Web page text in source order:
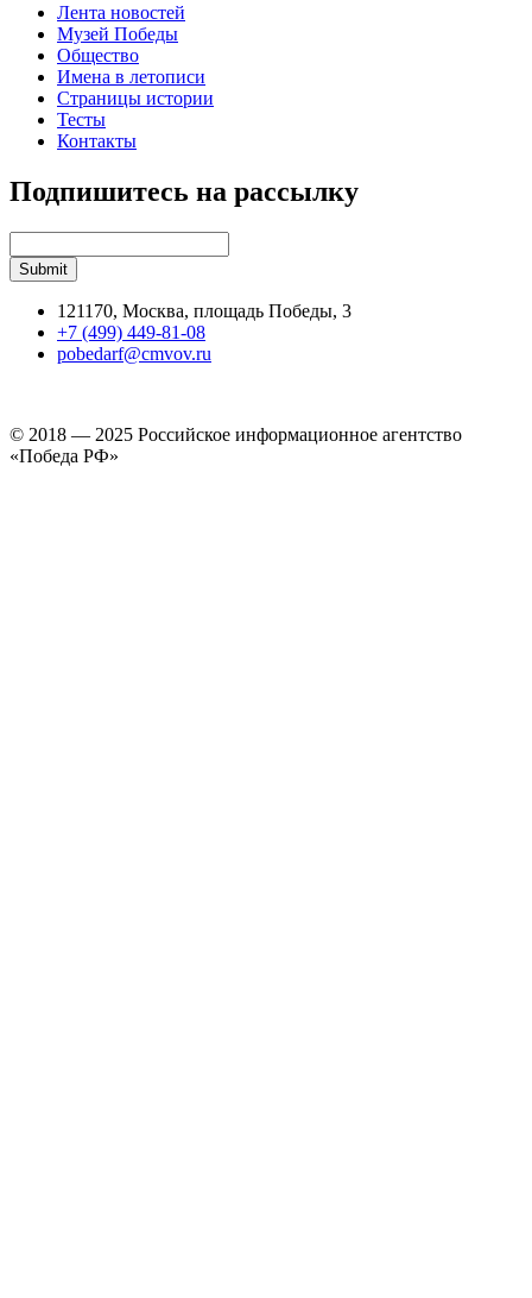
Лента новостей
Музей Победы
Общество
Имена в летописи
Страницы истории
Тесты
Контакты
Подпишитесь на рассылку
121170, Москва, площадь Победы, 3
+7 (499) 449-81-08
pobedarf@cmvov.ru
© 2018 — 2025 Российское информационное агентство
«Победа РФ»